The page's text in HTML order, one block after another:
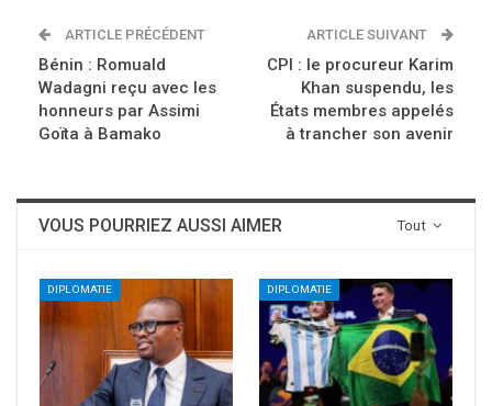
ARTICLE PRÉCÉDENT
Bénin : Romuald
Wadagni reçu avec les
honneurs par Assimi
Goïta à Bamako
ARTICLE SUIVANT
CPI : le procureur Karim
Khan suspendu, les
États membres appelés
à trancher son avenir
Tout
VOUS POURRIEZ AUSSI AIMER
DIPLOMATIE DIPLOMATIE